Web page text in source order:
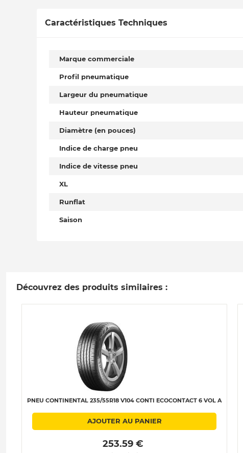
Caractéristiques Techniques
Marque commerciale
Profil pneumatique
Largeur du pneumatique
Hauteur pneumatique
Diamètre (en pouces)
Indice de charge pneu
Indice de vitesse pneu
XL
Runflat
Saison
Découvrez des produits similaires :
PNEU CONTINENTAL 235/55R18 V104 CONTI ECOCONTACT 6 VOL A
AJOUTER AU PANIER
253.59 €